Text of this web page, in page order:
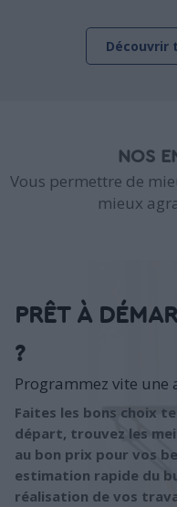
Découvrir
NOS
Vous permettre de
mieux
PRÊT À
?
Programmez vite une
Faites les bons choix
départ, trouvez les
au bon prix pour vos
estimation rapide du
réalisation de vos